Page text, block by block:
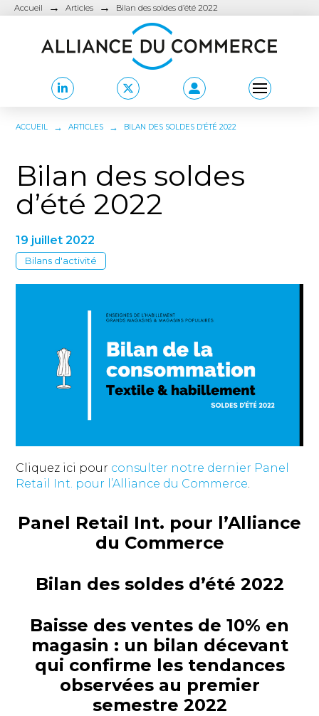
Accueil → Articles → Bilan des soldes d’été 2022
ACCUEIL → ARTICLES → BILAN DES SOLDES D’ÉTÉ 2022
Bilan des soldes
d’été 2022
19 juillet 2022
Bilans d'activité
Cliquez ici pour consulter notre dernier Panel
Retail Int. pour l’Alliance du Commerce
Panel Retail Int. pour l’Alliance
du Commerce
Bilan des soldes d’été 2022
Baisse des ventes de 10% en
magasin : un bilan décevant
qui confirme les tendances
observées au premier
semestre 2022